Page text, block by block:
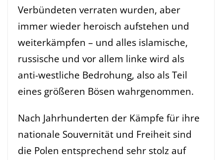
Verbündeten verraten wurden, aber
immer wieder heroisch aufstehen und
weiterkämpfen – und alles islamische,
russische und vor allem linke wird als
anti-westliche Bedrohung, also als Teil
eines größeren Bösen wahrgenommen.
Nach Jahrhunderten der Kämpfe für ihre
nationale Souvernität und Freiheit sind
die Polen entsprechend sehr stolz auf